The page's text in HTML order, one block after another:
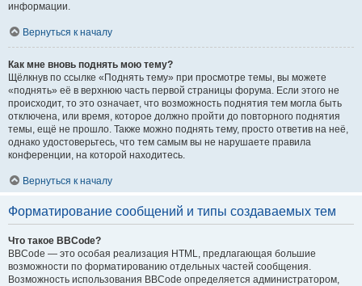
информации.
Вернуться к началу
Как мне вновь поднять мою тему?
Щёлкнув по ссылке «Поднять тему» при просмотре темы, вы можете
«поднять» её в верхнюю часть первой страницы форума. Если этого не
происходит, то это означает, что возможность поднятия тем могла быть
отключена, или время, которое должно пройти до повторного поднятия
темы, ещё не прошло. Также можно поднять тему, просто ответив на неё,
однако удостоверьтесь, что тем самым вы не нарушаете правила
конференции, на которой находитесь.
Вернуться к началу
Форматирование сообщений и типы создаваемых тем
Что такое BBCode?
BBCode — это особая реализация HTML, предлагающая большие
возможности по форматированию отдельных частей сообщения.
Возможность использования BBCode определяется администратором,